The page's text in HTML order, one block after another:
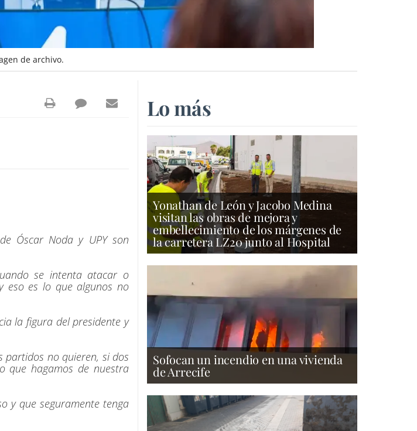
de archivo.
Óscar Noda y UPY son
se intenta atacar o
eso es lo que algunos no
la figura del presidente y
partidos no quieren, si dos
que hagamos de nuestra
y que seguramente tenga
Lo más
Yonathan de León y Jacobo Medina
visitan las obras de mejora y
embellecimiento de los márgenes de
la carretera LZ20 junto al Hospital
Sofocan un incendio en una vivienda
de Arrecife